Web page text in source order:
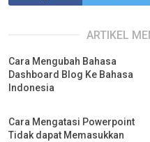
ARTIKEL
Cara Mengubah Bahasa
Dashboard Blog Ke Bahasa
Indonesia
Cara Mengatasi Powerpoint
Tidak dapat Memasukkan